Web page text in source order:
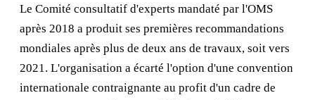
Le Comité consultatif d'experts mandaté par l'OMS
après 2018 a produit ses premières recommandations
mondiales après plus de deux ans de travaux, soit vers
2021. L'organisation a écarté l'option d'une convention
internationale contraignante au profit d'un cadre de